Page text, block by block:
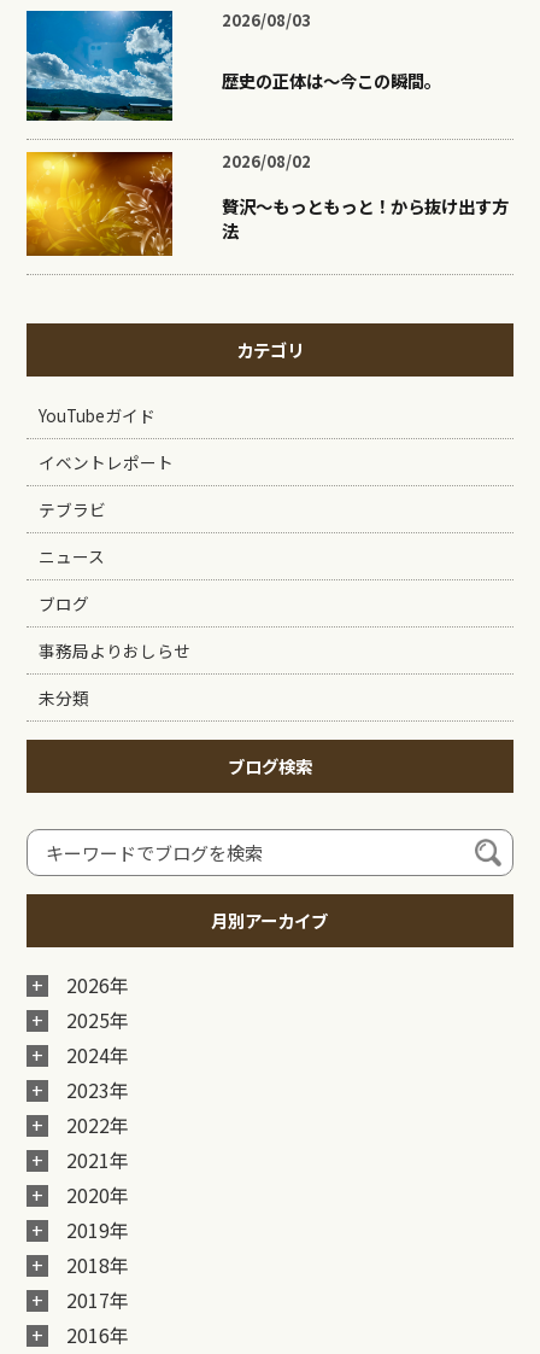
2026/08/03
歴史の正体は〜今この瞬間。
2026/08/02
贅沢〜もっともっと！から抜け出す方
法
カテゴリ
YouTubeガイド
イベントレポート
テブラビ
ニュース
ブログ
事務局よりおしらせ
未分類
ブログ検索
月別アーカイブ
2026年
2025年
2024年
2023年
2022年
2021年
2020年
2019年
2018年
2017年
2016年